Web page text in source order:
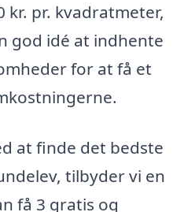
pr. kvadratmeter,
god idé at indhente
for at få et
at finde det bedste
tilbyder vi en
få 3 gratis og